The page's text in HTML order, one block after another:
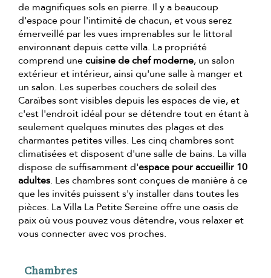
de magnifiques sols en pierre. Il y a beaucoup
d'espace pour l'intimité de chacun, et vous serez
émerveillé par les vues imprenables sur le littoral
environnant depuis cette villa. La propriété
comprend unecuisine de chef moderne, un salon
extérieur et intérieur, ainsi qu'une salle à manger et
un salon. Les superbes couchers de soleil des
Caraïbes sont visibles depuis les espaces de vie, et
c'est l'endroit idéal pour se détendre tout en étant à
seulement quelques minutes des plages et des
charmantes petites villes. Les cinq chambres sont
climatisées et disposent d'une salle de bains. La villa
dispose de suffisamment d'espace pour accueillir 10
adultes. Les chambres sont conçues de manière à ce
que les invités puissent s'y installer dans toutes les
pièces. La Villa La Petite Sereine offre une oasis de
paix où vous pouvez vous détendre, vous relaxer et
vous connecter avec vos proches.
Chambres